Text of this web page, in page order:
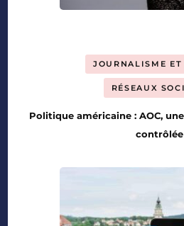
JOURNALISME
RÉSEAUX
Politique américaine : AOC,
contrôlée